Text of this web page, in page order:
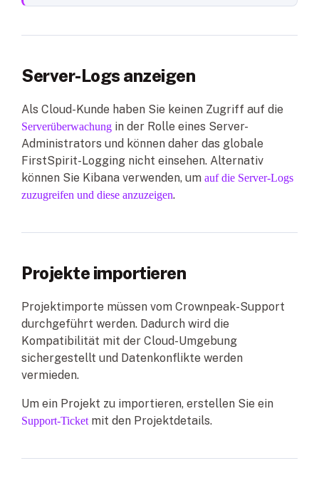
Server-Logs anzeigen
Als Cloud-Kunde haben Sie keinen Zugriff auf die
Serverüberwachung in der Rolle eines Server-
Administrators und können daher das globale
FirstSpirit-Logging nicht einsehen. Alternativ
können Sie Kibana verwenden, um auf die Server-Logs
zuzugreifen und diese anzuzeigen.
Projekte importieren
Projektimporte müssen vom Crownpeak-Support
durchgeführt werden. Dadurch wird die
Kompatibilität mit der Cloud-Umgebung
sichergestellt und Datenkonflikte werden
vermieden.
Um ein Projekt zu importieren, erstellen Sie ein
Support-Ticket mit den Projektdetails.